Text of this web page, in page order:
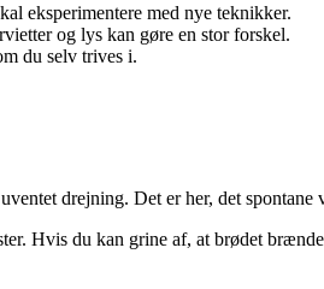
eksperimentere med nye teknikker.
og lys kan gøre en stor forskel.
du selv trives i.
drejning. Det er her, det
Hvis du kan grine af, at brødet